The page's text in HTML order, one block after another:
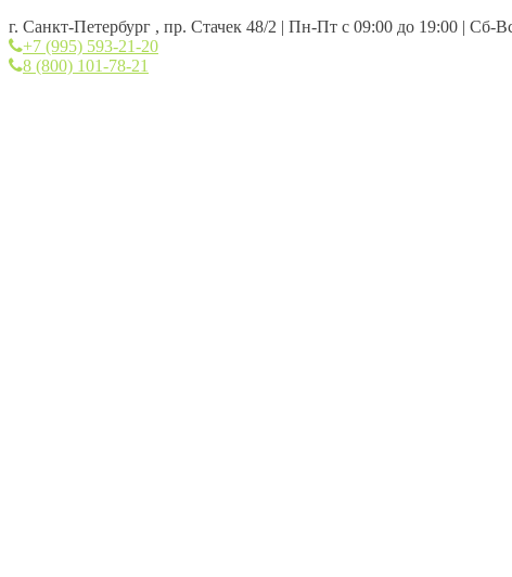
г. Санкт-Петербург , пр. Стачек 48/2 | Пн-Пт с 09:00 до 19:00 | Сб-
+7 (995) 593-21-20
8 (800) 101-78-21